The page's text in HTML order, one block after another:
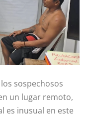
sospechosos
un lugar remoto,
es inusual en este